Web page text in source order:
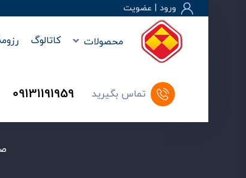
ورود | عضويت
محصولات کاتالوگ
تماس بگیرید 09131191959